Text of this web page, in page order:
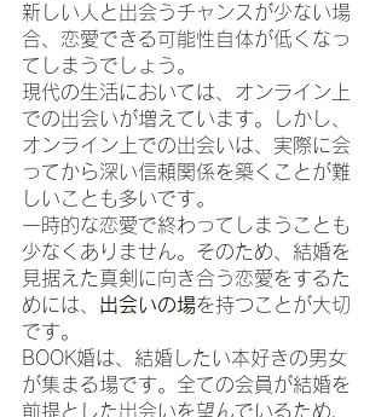
新しい人と出会うチャンスが少ない場
合、恋愛できる可能性自体が低くなっ
てしまうでしょう。
現代の生活においては、オンライン上
での出会いが増えています。しかし、
オンライン上での出会いは、実際に会
ってから深い信頼関係を築くことが難
しいことも多いです。
一時的な恋愛で終わってしまうことも
少なくありません。そのため、結婚を
見据えた真剣に向き合う恋愛をするた
めには、 出会いの場を持つことが大切
です。
BOOK婚は、結婚したい本好きの男女
が集まる場です。全ての会員が結婚を
前提とした出会いを望んでいるため、